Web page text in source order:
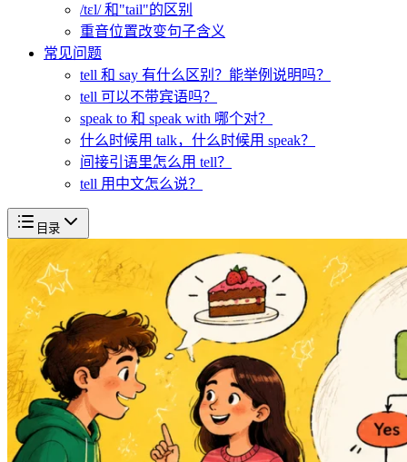
/tɛl/ 和"tail"的区别
重音位置改变句子含义
常见问题
tell 和 say 有什么区别？能举例说明吗？
tell 可以不带宾语吗？
speak to 和 speak with 哪个对？
什么时候用 talk，什么时候用 speak？
间接引语里怎么用 tell？
tell 用中文怎么说？
目录